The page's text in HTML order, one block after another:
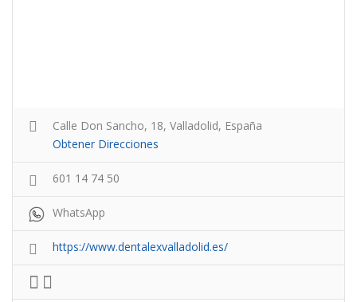
Calle Don Sancho, 18, Valladolid, España
Obtener Direcciones
601 14 74 50
WhatsApp
https://www.dentalexvalladolid.es/